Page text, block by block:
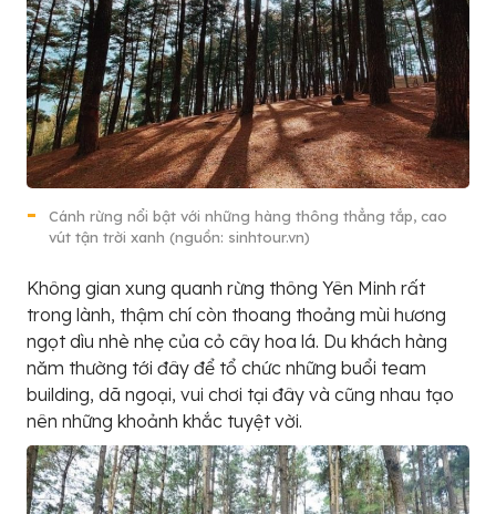
Cánh rừng nổi bật với những hàng thông thẳng tắp, cao
vút tận trời xanh (nguồn: sinhtour.vn)
Không gian xung quanh rừng thông Yên Minh rất
trong lành, thậm chí còn thoang thoảng mùi hương
ngọt dìu nhè nhẹ của cỏ cây hoa lá. Du khách hàng
năm thường tới đây để tổ chức những buổi team
building, dã ngoại, vui chơi tại đây và cũng nhau tạo
nên những khoảnh khắc tuyệt vời.